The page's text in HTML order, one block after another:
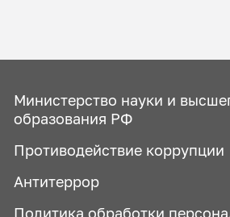
Министерство науки и
образования РФ
Противодействие коррупции
Антитеррор
Политика обработки